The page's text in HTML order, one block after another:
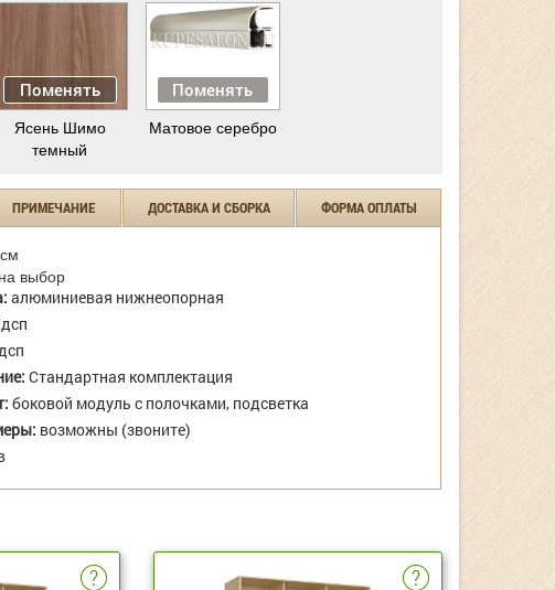
Поменять
Ясень Шимо
темный
Поменять
Матовое серебро
ПРИМЕЧАНИЕ ДОСТАВКА И СБОРКА ФОРМА ОПЛАТЫ
на выбор
алюминиевая нижнеопорная
Стандартная комплектация
боковой модуль с полочками, подсветка
возможны (звоните)